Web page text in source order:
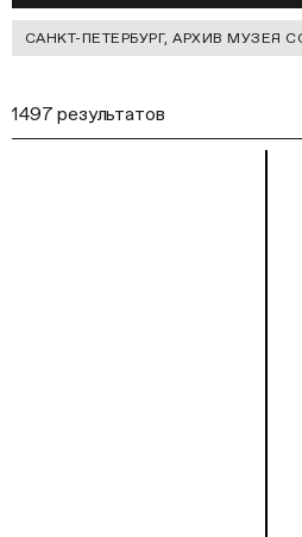
Отмеченные
фильтры
САНКТ-ПЕТЕРБУРГ, АРХИВ МУЗЕЯ
1497 результатов